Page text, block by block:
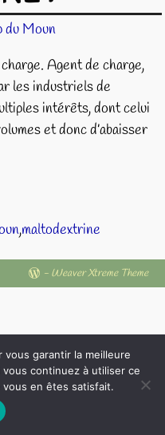
du Moun
Agent de charge,
les industriels de
intérêts, dont celui
et donc d’abaisser
,maltodextrine
- Weaver Xtreme Theme
garantir la meilleure
continuez à utiliser ce
en êtes satisfait.